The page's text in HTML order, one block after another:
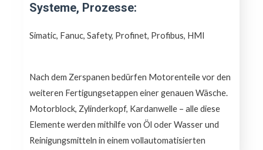
Systeme, Prozesse:
Simatic, Fanuc, Safety, Profinet, Profibus, HMI
Nach dem Zerspanen bedürfen Motorenteile vor den
weiteren Fertigungsetappen einer genauen Wäsche.
Motorblock, Zylinderkopf, Kardanwelle – alle diese
Elemente werden mithilfe von Öl oder Wasser und
Reinigungsmitteln in einem vollautomatisierten